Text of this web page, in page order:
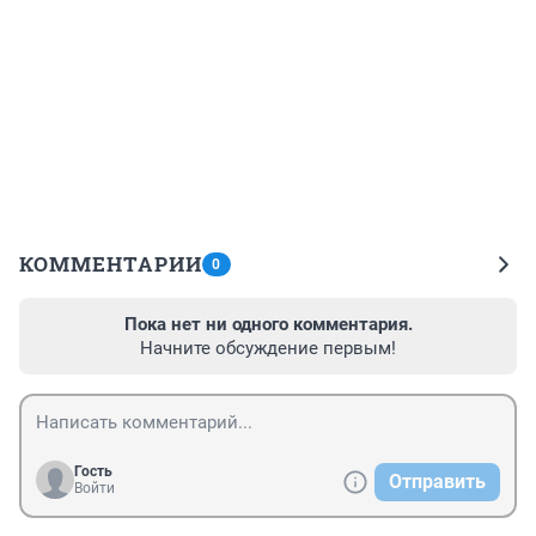
КОММЕНТАРИИ 0
Пока нет ни одного комментария.
Начните обсуждение первым!
Гость
Войти
Отправить